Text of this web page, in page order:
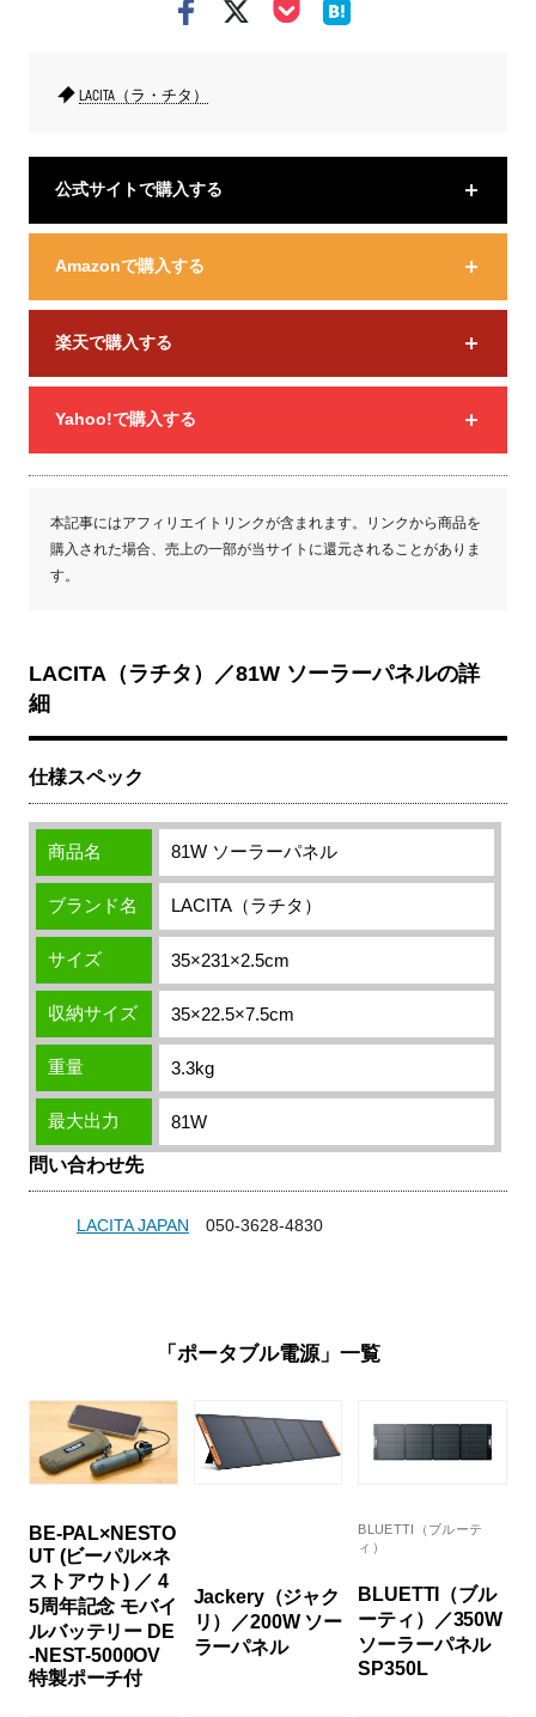
LACITA（ラ・チタ）
公式サイトで購入する
Amazonで購入する
楽天で購入する
Yahoo!で購入する
本記事にはアフィリエイトリンクが含まれます。リンクから商品を
購入された場合、売上の一部が当サイトに還元されることがありま
す。
LACITA（ラチタ）／81W ソーラーパネルの詳
細
仕様スペック
商品名 81W ソーラーパネル
ブランド名 LACITA（ラチタ）
サイズ 35×231×2.5cm
収納サイズ 35×22.5×7.5cm
重量 3.3kg
最大出力 81W
問い合わせ先
LACITA JAPAN 050-3628-4830
「ポータブル電源」一覧
BE-PAL×NESTO
UT (ビーパル×ネ
ストアウト) ／ 4
5周年記念 モバイ
ルバッテリー DE
-NEST-5000OV
特製ポーチ付
Jackery（ジャク
リ）／200W ソー
ラーパネル
BLUETTI（ブルーテ
ィ）
BLUETTI（ブル
ーティ）／350W
ソーラーパネル
SP350L